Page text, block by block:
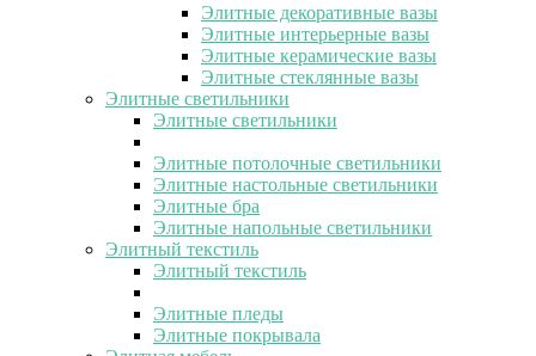
Элитные декоративные вазы
Элитные интерьерные вазы
Элитные керамические вазы
Элитные стеклянные вазы
Элитные светильники
Элитные светильники
Элитные потолочные светильники
Элитные настольные светильники
Элитные бра
Элитные напольные светильники
Элитный текстиль
Элитный текстиль
Элитные пледы
Элитные покрывала